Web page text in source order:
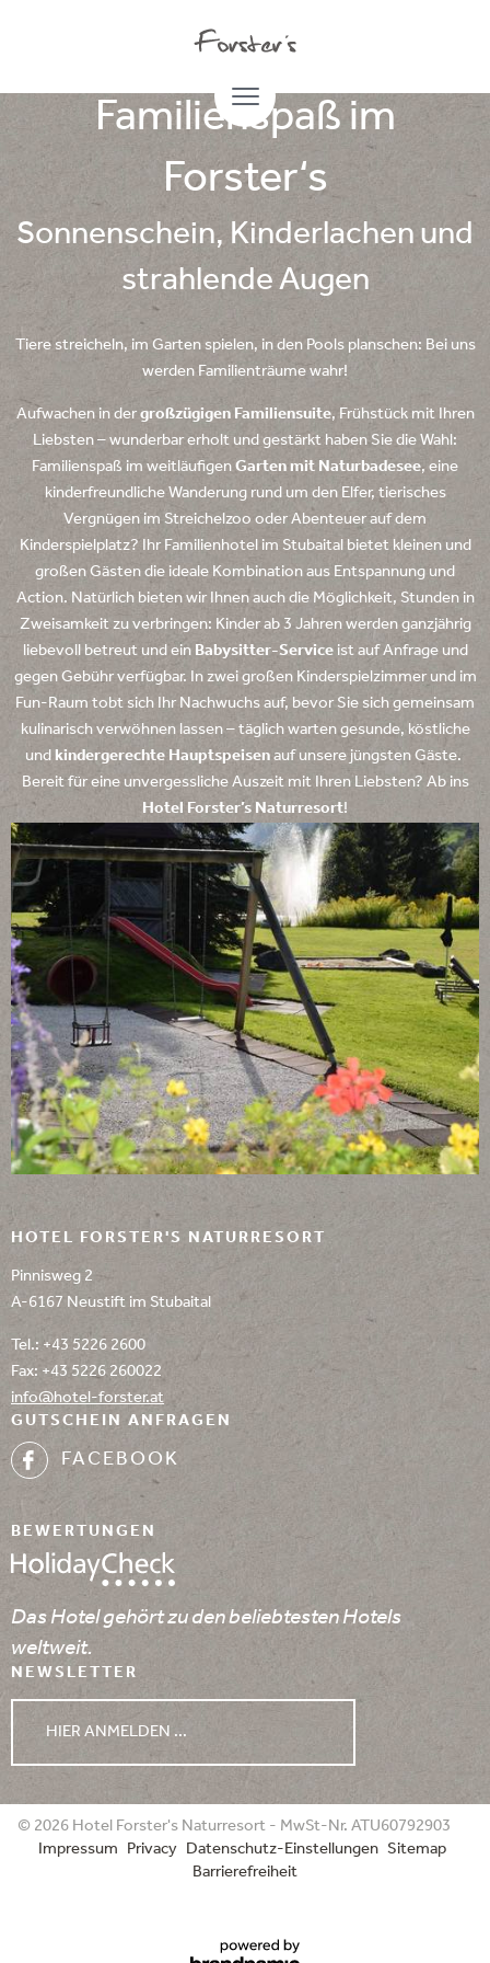
Familienspaß im
Forster‘s
Sonnenschein, Kinderlachen und
strahlende Augen
Tiere streicheln, im Garten spielen, in den Pools planschen: Bei uns
werden Familienträume wahr!
Aufwachen in der großzügigen Familiensuite, Frühstück mit Ihren
Liebsten – wunderbar erholt und gestärkt haben Sie die Wahl:
Familienspaß im weitläufigen Garten mit Naturbadesee, eine
kinderfreundliche Wanderung rund um den Elfer, tierisches
Vergnügen im Streichelzoo oder Abenteuer auf dem
Kinderspielplatz? Ihr Familienhotel im Stubaital bietet kleinen und
großen Gästen die ideale Kombination aus Entspannung und
Action. Natürlich bieten wir Ihnen auch die Möglichkeit, Stunden in
Zweisamkeit zu verbringen: Kinder ab 3 Jahren werden ganzjährig
liebevoll betreut und ein Babysitter-Serviceist auf Anfrage und
gegen Gebühr verfügbar. In zwei großen Kinderspielzimmer und im
Fun-Raum tobt sich Ihr Nachwuchs auf, bevor Sie sich gemeinsam
kulinarisch verwöhnen lassen – täglich warten gesunde, köstliche
und kindergerechte Hauptspeisen auf unsere jüngsten Gäste.
Bereit für eine unvergessliche Auszeit mit Ihren Liebsten? Ab ins
Hotel Forster’s Naturresort!
HOTEL FORSTER'S NATURRESORT
Pinnisweg 2
A-6167 Neustift im Stubaital
Tel.: +43 5226 2600
Fax: +43 5226 260022
info@hotel-forster.at
GUTSCHEIN ANFRAGEN
FACEBOOK
BEWERTUNGEN
Das Hotel gehört zu den beliebtesten Hotels
weltweit.
NEWSLETTER
HIER ANMELDEN ...
WETTER
06.08.2026 07.08.2026
© 2026 Hotel Forster's Naturresort - MwSt-Nr. ATU60792903
Impressum
Privacy Datenschutz-Einstellungen Sitemap
Barrierefreiheit